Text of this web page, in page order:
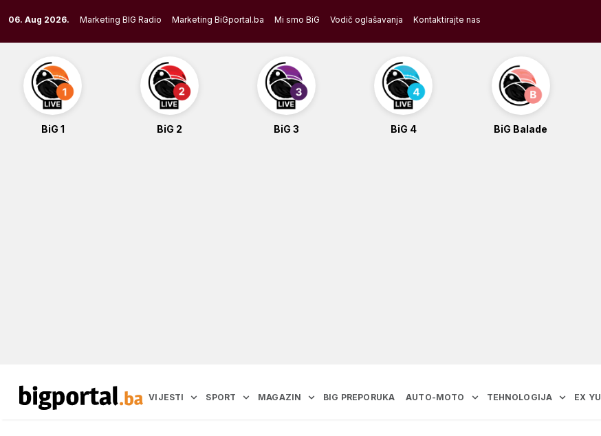
to
content
06. Aug 2026. Marketing BIG Radio Marketing BiGportal.ba Mi smo BiG Vodič oglašavanja Kontaktirajte nas
BiG 1 BiG 2 BiG 3 BiG 4 BiG Balade
VIJESTI SPORT MAGAZIN BIG PREPORUKA AUTO-MOTO TEHNOLOGIJA EX YU